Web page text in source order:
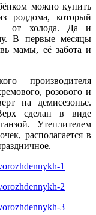
можно купить
роддома, который
от холода. Да и
В первые месяцы
мамы, её забота и
производителя
розового и
на демисезонье.
сделан в виде
Утеплителем
располагается в